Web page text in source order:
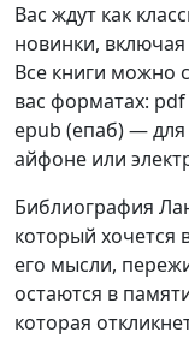
Вас ждут как
новинки,
Все книги можно
вас форматах:
epub (епаб) —
айфоне или
Библиография
который хочется
его мысли,
остаются в
которая